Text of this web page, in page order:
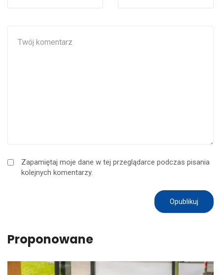
Zapamiętaj moje dane w tej przeglądarce podczas pisania
kolejnych komentarzy.
Proponowane